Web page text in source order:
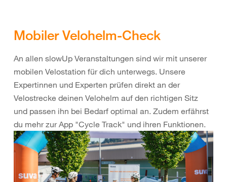
Mobiler Velohelm-Check
An allen slowUp Veranstaltungen sind wir mit unserer
mobilen Velostation für dich unterwegs. Unsere
Expertinnen und Experten prüfen direkt an der
Velostrecke deinen Velohelm auf den richtigen Sitz
und passen ihn bei Bedarf optimal an. Zudem erfährst
du mehr zur App "Cycle Track" und ihren Funktionen.